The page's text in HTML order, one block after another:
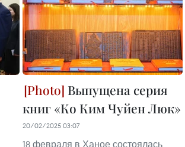
Выпущена серия
книг «Ко Ким Чуйен Люк»
20/02/2025 03:07
18 февраля в Ханое состоялась